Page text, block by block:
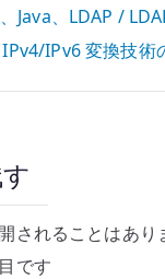
Java、LDAP /
IPv4/IPv6 変換技術
されることはあり
です